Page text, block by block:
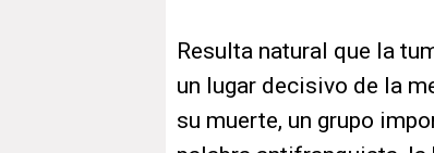
Resulta natural que la
un lugar decisivo de la
su muerte, un grupo